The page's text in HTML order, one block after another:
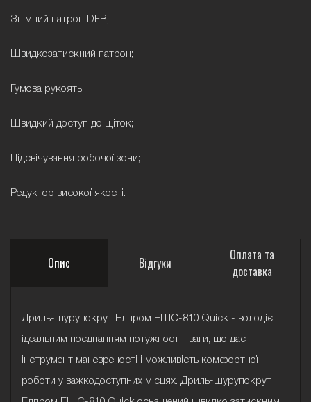
Знімний патрон DFR;
Швидкозатискний патрон;
Гумова рукоять;
Швидкий доступ до щіток;
Підсвічування робочої зони;
Редуктор високої якості.
Опис Відгуки
Оплата та
доставка
Дриль-шурупокрут Елпром ЕШС-810 Quick - володіє
ідеальним поєднанням потужності і ваги, що дає
інструмент маневреності і можливість комфортної
роботи у важкодоступних місцях. Дриль-шурупокрут